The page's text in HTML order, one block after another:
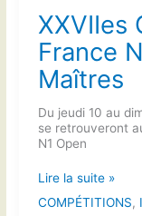
XXVIIes
France
Maîtres
Du jeudi 10 au
se retrouveront
N1 Open
XXVIIes
Championnats
de
Lire la suite »
COMPÉTITIONS,